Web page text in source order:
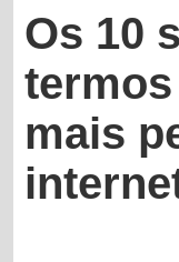
Os 10
mais